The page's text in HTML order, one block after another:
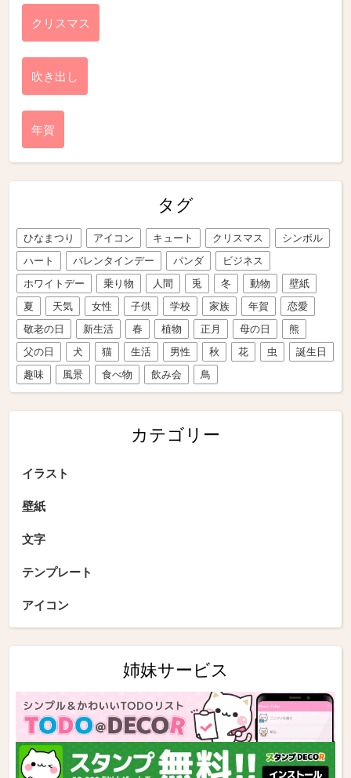
クリスマス
吹き出し
年賀
タグ
ひなまつり アイコン キュート クリスマス
シンボル
ハート
バレンタインデー パンダ
ビジネス
ホワイトデー
乗り物 人間 兎 冬 動物
壁紙
夏
天気 女性 子供 学校 家族 年賀
恋愛
敬老の日
新生活 春 植物 正月 母の日
熊
父の日
犬 猫 生活 男性 秋 花 虫
誕生日
趣味
風景 食べ物 飲み会 鳥
カテゴリー
イラスト
壁紙
文字
テンプレート
アイコン
姉妹サービス